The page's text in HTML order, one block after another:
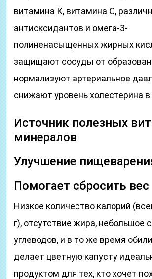
витамина К, витамина С,
антиоксидантов и омега-3-
полиненасыщенных жирных
защищают сосуды от
нормализуют артериальное
снижают уровень холестерина в
Источник полезных
минералов
Улучшение
Помогает сбросить вес
Низкое количество калорий
г), отсутствие жира, небольшое
углеводов, и в то же время
делает цветную капусту
продуктом для тех, кто хочет